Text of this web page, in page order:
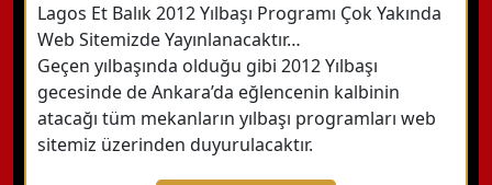
Lagos Et Balık 2012 Yılbaşı Programı Çok Yakında
Web Sitemizde Yayınlanacaktır…
Geçen yılbaşında olduğu gibi 2012 Yılbaşı
gecesinde de Ankara’da eğlencenin kalbinin
atacağı tüm mekanların yılbaşı programları web
sitemiz üzerinden duyurulacaktır.